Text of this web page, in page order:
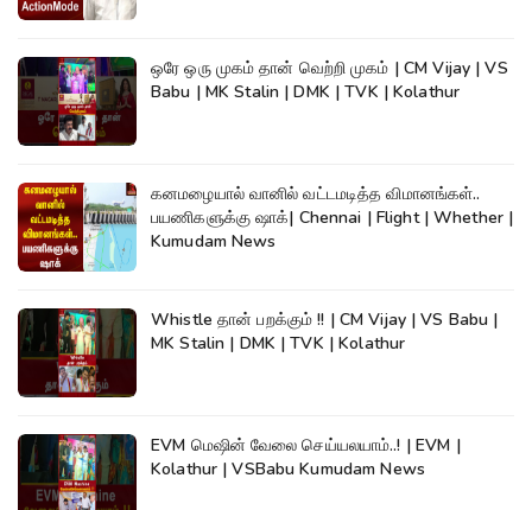
ஒரே ஒரு முகம் தான் வெற்றி முகம் | CM Vijay | VS
Babu | MK Stalin | DMK | TVK | Kolathur
கனமழையால் வானில் வட்டமடித்த விமானங்கள்..
பயணிகளுக்கு ஷாக்| Chennai | Flight | Whether |
Kumudam News
Whistle தான் பறக்கும் !! | CM Vijay | VS Babu |
MK Stalin | DMK | TVK | Kolathur
EVM மெஷின் வேலை செய்யலயாம்..! | EVM |
Kolathur | VSBabu Kumudam News